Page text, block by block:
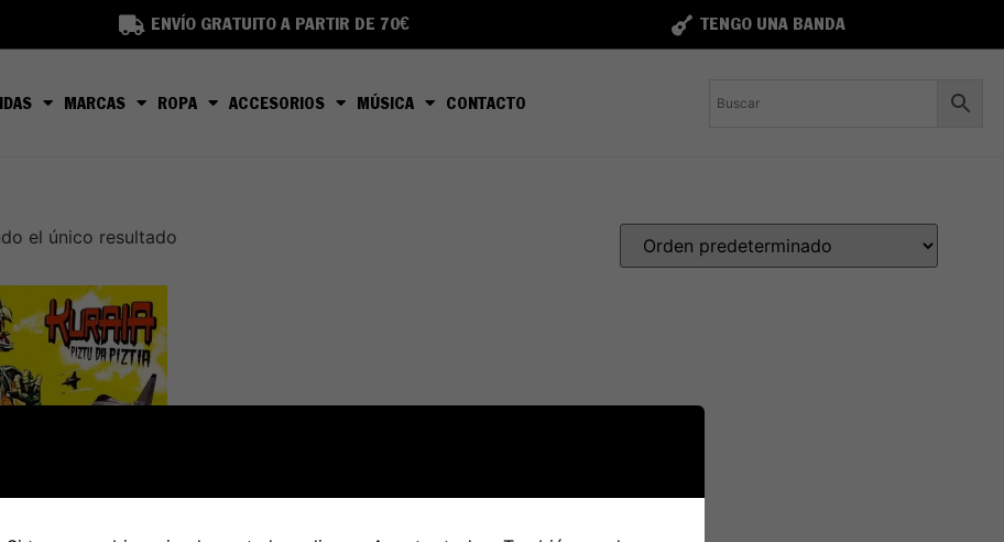
ENVÍO GRATUITO A PARTIR DE 70€ TENGO UNA BANDA
MARCAS ROPA ACCESORIOS MÚSICA CONTACTO
el único resultado